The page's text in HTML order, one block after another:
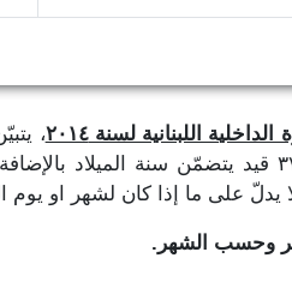
اللبنانية لسنة ٢٠١٤ ،
تاريخ الميلاد، حيث نجد ٣٨٩,٢٨١ قيد يتضمّن سنة
وحسب الشهر.